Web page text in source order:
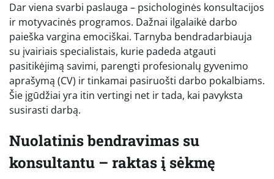
Dar viena svarbi paslauga – psichologinės konsultacijos
ir motyvacinės programos. Dažnai ilgalaikė darbo
paieška vargina emociškai. Tarnyba bendradarbiauja
su įvairiais specialistais, kurie padeda atgauti
pasitikėjimą savimi, parengti profesionalų gyvenimo
aprašymą (CV) ir tinkamai pasiruošti darbo pokalbiams.
Šie įgūdžiai yra itin vertingi net ir tada, kai pavyksta
susirasti darbą.
Nuolatinis bendravimas su
konsultantu – raktas į sėkmę